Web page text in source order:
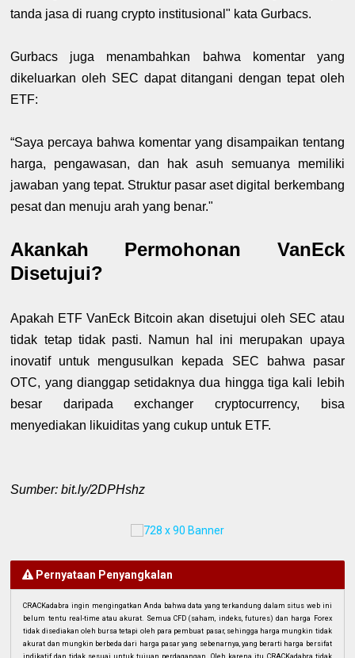
tanda jasa di ruang crypto institusional" kata Gurbacs.
Gurbacs juga menambahkan bahwa komentar yang
dikeluarkan oleh SEC dapat ditangani dengan tepat oleh
ETF:
“Saya percaya bahwa komentar yang disampaikan tentang
harga, pengawasan, dan hak asuh semuanya memiliki
jawaban yang tepat. Struktur pasar aset digital berkembang
pesat dan menuju arah yang benar."
Akankah Permohonan VanEck
Disetujui?
Apakah ETF VanEck Bitcoin akan disetujui oleh SEC atau
tidak tetap tidak pasti. Namun hal ini merupakan upaya
inovatif untuk mengusulkan kepada SEC bahwa pasar
OTC, yang dianggap setidaknya dua hingga tiga kali lebih
besar daripada exchanger cryptocurrency, bisa
menyediakan likuiditas yang cukup untuk ETF.
Sumber: bit.ly/2DPHshz
Pernyataan Penyangkalan
CRACKadabra ingin mengingatkan Anda bahwa data yang terkandung dalam situs web ini
belum tentu real-time atau akurat. Semua CFD (saham, indeks, futures) dan harga Forex
tidak disediakan oleh bursa tetapi oleh para pembuat pasar, sehingga harga mungkin tidak
akurat dan mungkin berbeda dari harga pasar yang sebenarnya, yang berarti harga bersifat
indikatif dan tidak sesuai untuk tujuan perdagangan. Oleh karena itu, CRACKadabra tidak